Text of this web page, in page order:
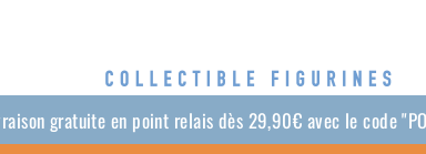
gratuite en point relais dès 29,90€ avec le code